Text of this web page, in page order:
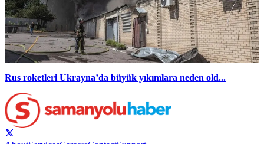
Rus roketleri Ukrayna’da büyük yıkımlara neden old...